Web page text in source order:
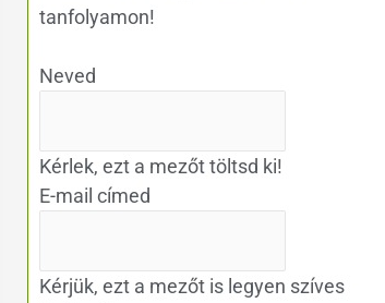
tanfolyamon!
Neved
Kérlek, ezt a mezőt töltsd ki!
E-mail címed
Kérjük, ezt a mezőt is legyen szíves